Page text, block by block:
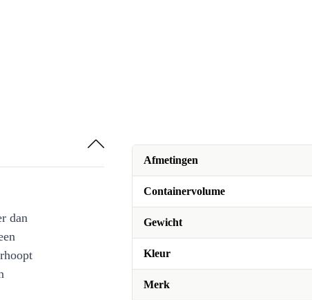
Afmetingen
Containervolume
Gewicht
Kleur
Merk
dan